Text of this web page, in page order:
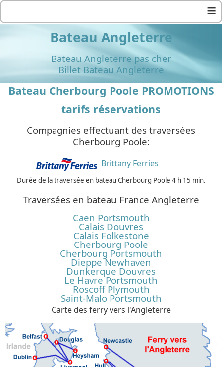
≡
Bateau Angleterre
Bateau Angleterre pas cher
Billet Bateau Angleterre
Bateau Cherbourg Poole PROMOTIONS
tarifs réservations
Compagnies effectuant des traversées
Cherbourg Poole:
Brittany Ferries
Durée de la traversée en bateau Cherbourg Poole 4 h 15 min.
Traversées en bateau France Angleterre
Caen Portsmouth
Calais Douvres
Calais Folkestone
Cherbourg Poole
Cherbourg Portsmouth
Dieppe Newhaven
Dunkerque Douvres
Le Havre Portsmouth
Roscoff Plymouth
Saint-Malo Portsmouth
Carte des ferry vers l'Angleterre